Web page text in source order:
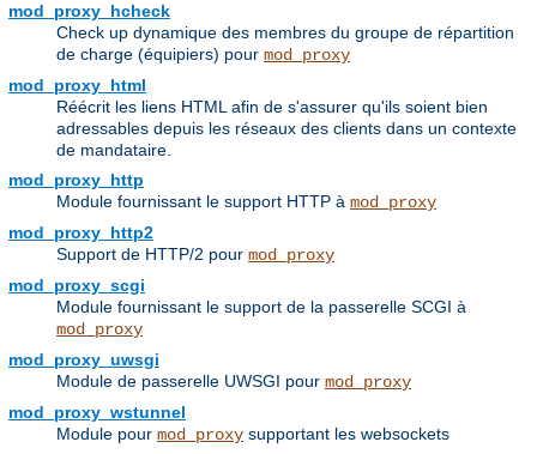
mod_proxy_hcheck
Check up dynamique des membres du groupe de répartition
de charge (équipiers) pour mod_proxy
mod_proxy_html
Réécrit les liens HTML afin de s'assurer qu'ils soient bien
adressables depuis les réseaux des clients dans un contexte
de mandataire.
mod_proxy_http
Module fournissant le support HTTP à mod_proxy
mod_proxy_http2
Support de HTTP/2 pour mod_proxy
mod_proxy_scgi
Module fournissant le support de la passerelle SCGI à
mod_proxy
mod_proxy_uwsgi
Module de passerelle UWSGI pour mod_proxy
mod_proxy_wstunnel
Module pour mod_proxy supportant les websockets